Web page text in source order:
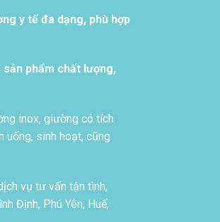
y tế đa dạng, phù hợp
phẩm chất lượng,
inox, giường có tích
uống, sinh hoạt, cũng
vụ tư vấn tận tình,
Định, Phú Yên, Huế,